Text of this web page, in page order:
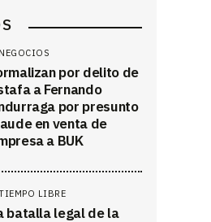
NEGOCIOS
por delito de
a Fernando
por presunto
en venta de
a BUK
LIBRE
batalla legal de la